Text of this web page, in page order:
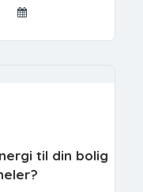
til din bolig